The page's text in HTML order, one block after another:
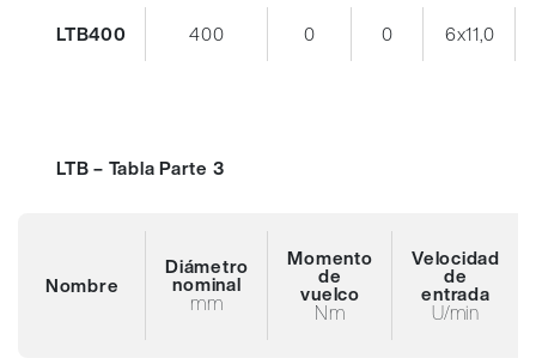
LTB400 400 0 0 6x11,0
LTB – Tabla Parte 3
Nombre
Diámetro
nominal
mm
Momento
de
vuelco
Nm
Velocidad
de
entrada
U/min